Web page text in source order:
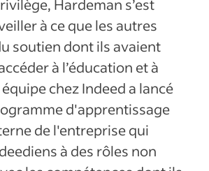
Hardeman s’est
à ce que les autres
soutien dont ils avaient
à l’éducation et à
équipe chez Indeed a lancé
d'apprentissage
de l'entreprise qui
à des rôles non